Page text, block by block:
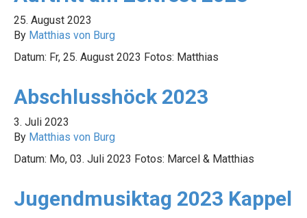
25. August 2023
By Matthias von Burg
Datum: Fr, 25. August 2023 Fotos: Matthias
Abschlusshöck 2023
3. Juli 2023
By Matthias von Burg
Datum: Mo, 03. Juli 2023 Fotos: Marcel & Matthias
Jugendmusiktag 2023 Kappel